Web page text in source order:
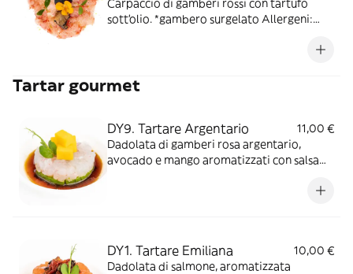
Carpaccio di gamberi rossi con tartufo
sott'olio. *gambero surgelato Allergeni:
Tartar gourmet
DY9. Tartare Argentario
11,00 €
Dadolata di gamberi rosa argentario,
avocado e mango aromatizzati con salsa
DY1. Tartare Emiliana
10,00 €
Dadolata di salmone, aromatizzata